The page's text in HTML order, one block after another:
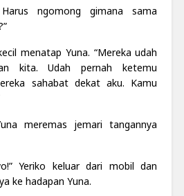
ngomong gimana sama
menatap Yuna. “Mereka udah
kita. Udah pernah ketemu
sahabat dekat aku. Kamu
meremas jemari tangannya
Yeriko keluar dari mobil dan
ke hadapan Yuna.